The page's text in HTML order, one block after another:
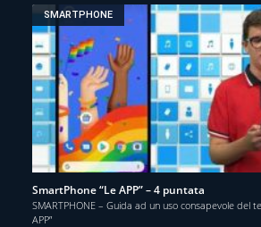
SMARTPHONE
SmartPhone “Le APP” – 4 puntata
SMARTPHONE – Guida ad un uso consapevole del
APP”